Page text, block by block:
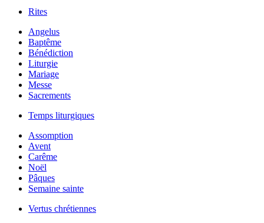
Rites
Angelus
Baptême
Bénédiction
Liturgie
Mariage
Messe
Sacrements
Temps liturgiques
Assomption
Avent
Carême
Noël
Pâques
Semaine sainte
Vertus chrétiennes